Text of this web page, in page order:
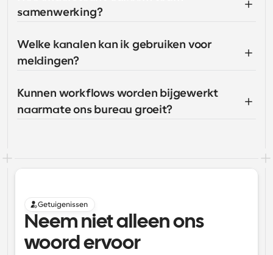
samenwerking?
Welke kanalen kan ik gebruiken voor
meldingen?
Kunnen workflows worden bijgewerkt
naarmate ons bureau groeit?
Getuigenissen
Neem niet alleen ons
woord ervoor